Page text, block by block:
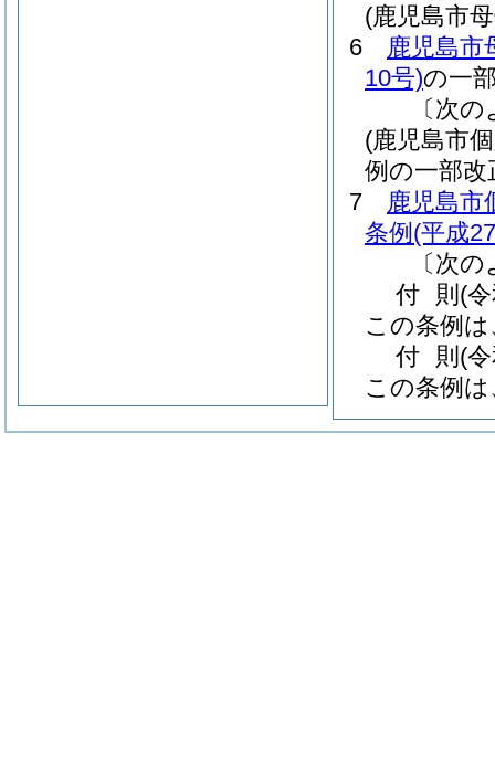
(鹿児島市
6
鹿児島市
10号)の一
〔次
(鹿児島市
例の一部改
7
鹿児島市
条例 (平成
〔次
付 則 (
この条例
付 則 (
この条例